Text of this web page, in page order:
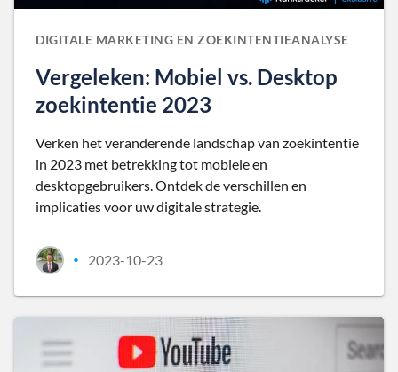
DIGITALE MARKETING EN ZOEKINTENTIEANALYSE
Vergeleken: Mobiel vs. Desktop
zoekintentie 2023
Verken het veranderende landschap van zoekintentie
in 2023 met betrekking tot mobiele en
desktopgebruikers. Ontdek de verschillen en
implicaties voor uw digitale strategie.
• 2023-10-23